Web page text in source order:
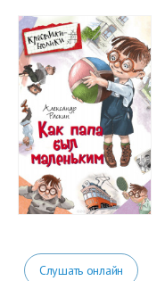
Слушать онлайн